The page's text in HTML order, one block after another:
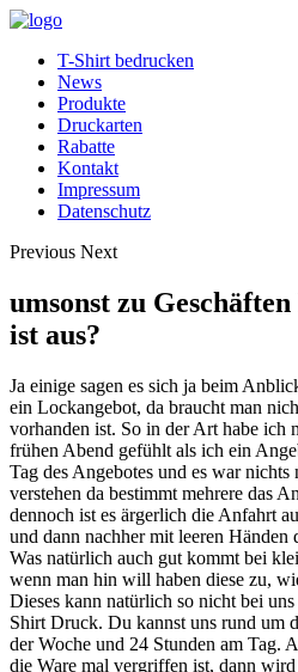
T-Shirt bedrucken
News
Produkte
Druckarten
Rabatte
Kontakt
Impressum
Datenschutz
Previous Next
umsonst zu
ist aus?
Ja einige sagen es sich ja beim
ein Lockangebot, da braucht man
vorhanden ist. So in der Art habe ich
frühen Abend gefühlt als ich ein
Tag des Angebotes und es war nichts
verstehen da bestimmt mehrere das
dennoch ist es ärgerlich die Anfahrt
und dann nachher mit leeren Händen
Was natürlich auch gut kommt bei
wenn man hin will haben diese zu,
Dieses kann natürlich so nicht bei
Shirt Druck. Du kannst uns rund um
der Woche und 24 Stunden am Tag.
die Ware mal vergriffen ist, dann